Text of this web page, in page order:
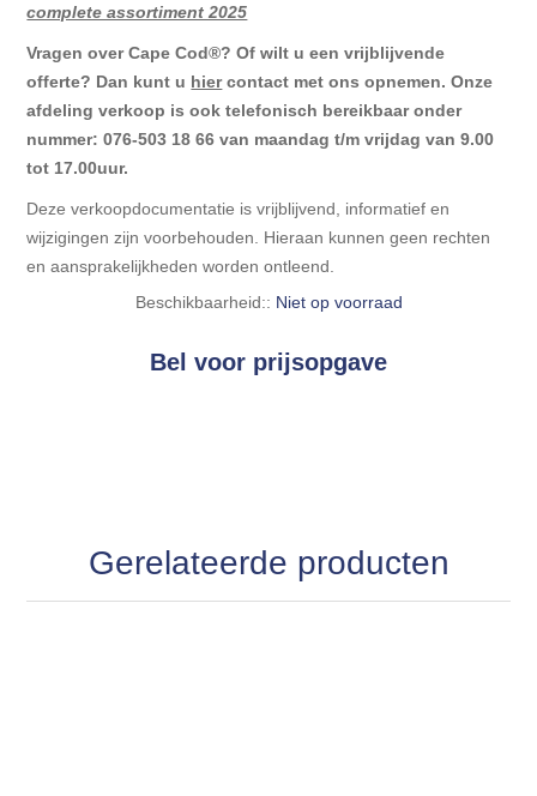
complete assortiment 2025
Vragen over Cape Cod®? Of wilt u een vrijblijvende
offerte? Dan kunt u hiercontact met ons opnemen. Onze
afdeling verkoop is ook telefonisch bereikbaar onder
nummer: 076-503 18 66 van maandag t/m vrijdag van 9.00
tot 17.00uur.
Deze verkoopdocumentatie is vrijblijvend, informatief en
wijzigingen zijn voorbehouden. Hieraan kunnen geen rechten
en aansprakelijkheden worden ontleend.
Beschikbaarheid:: Niet op voorraad
Bel voor prijsopgave
Gerelateerde producten